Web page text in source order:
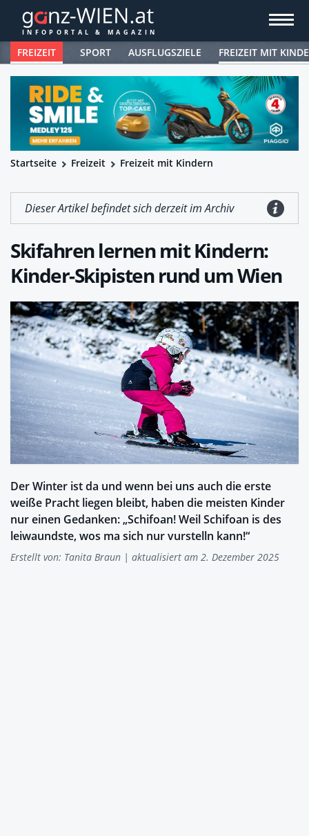
FREIZEIT SPORT AUSFLUGSZIELE FREIZEIT MIT
Startseite Freizeit Freizeit mit Kindern
Dieser Artikel befindet sich derzeit im Archiv
Skifahren lernen mit Kindern:
Kinder-Skipisten rund um Wien
Der Winter ist da und wenn bei uns auch die erste
weiße Pracht liegen bleibt, haben die meisten Kinder
nur einen Gedanken: „Schifoan! Weil Schifoan is des
leiwaundste, wos ma sich nur vurstelln kann!“
Erstellt von: Tanita Braun | aktualisiert am 2. Dezember 2025